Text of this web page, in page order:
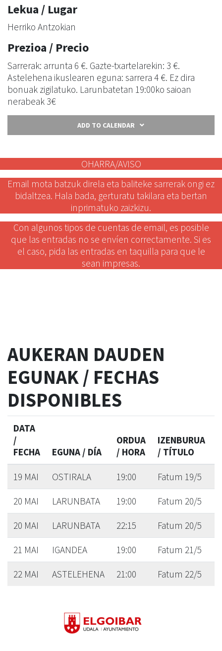
Lekua / Lugar
Herriko Antzokian
Prezioa / Precio
Sarrerak: arrunta 6 €. Gazte-txartelarekin: 3 €.
Astelehena ikuslearen eguna: sarrera 4 €. Ez dira
bonuak zigilatuko. Larunbatetan 19:00ko saioan
nerabeak 3€
ADD TO CALENDAR
OHARRA/AVISO
Email mota batzuk direla eta baliteke sarrerak ongi ez
bidaltzea. Hala bada, gerturatu takilara eta bertan
inprimatuko zaizkizu.
Con algunos tipos de cuentas de email, es posible
que las entradas no se envíen correctamente. Si es
el caso, pida las entradas en taquilla para que le
sean impresas.
AUKERAN DAUDEN
EGUNAK / FECHAS
DISPONIBLES
DATA
/
FECHA
EGUNA / DÍA
ORDUA
/ HORA
IZENBURUA
/ TÍTULO
19 MAI OSTIRALA 19:00 Fatum 19/5
20 MAI LARUNBATA 19:00 Fatum 20/5
20 MAI LARUNBATA 22:15 Fatum 20/5
21 MAI IGANDEA 19:00 Fatum 21/5
22 MAI ASTELEHENA 21:00 Fatum 22/5